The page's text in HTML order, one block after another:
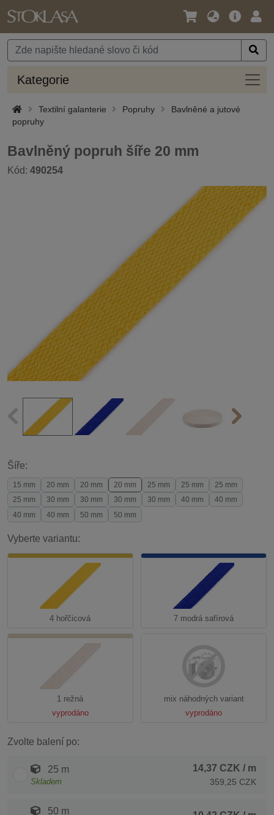
Jazyk
Měna
Hlavní
Kategorie
Textilní galanterie Popruhy
Bavlněné a jutové
popruhy
Bavlněný popruh šíře 20 mm
Kód: 490254
Šíře:
15 mm 20 mm 20 mm 20 mm 25 mm 25 mm
25 mm
25 mm
30 mm 30 mm 30 mm 30 mm 40 mm
40 mm
40 mm
40 mm 50 mm 50 mm
Vyberte variantu:
4 hořčicová 7 modrá safírová
1 režná
vyprodáno
mix náhodných variant
vyprodáno
Zvolte balení po:
25 m
Skladem
14,37 CZK / m
359,25 CZK
50 m